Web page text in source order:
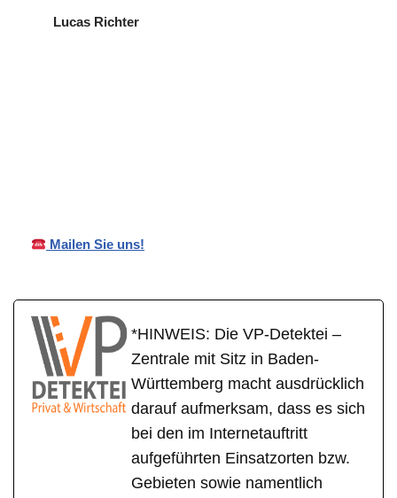
Lucas Richter
Mailen Sie uns!
*HINWEIS: Die VP-Detektei –
Zentrale mit Sitz in Baden-
Württemberg macht ausdrücklich
darauf aufmerksam, dass es sich
bei den im Internetauftritt
aufgeführten Einsatzorten bzw.
Gebieten sowie namentlich